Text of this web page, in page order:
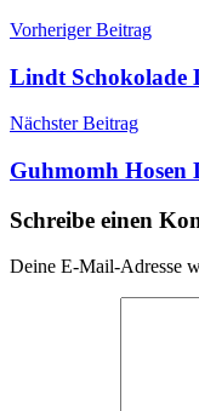
Vorheriger Beitrag
Lindt Schokolade
Nächster Beitrag
Guhmomh Hosen
Schreibe einen
Deine E-Mail-Adresse